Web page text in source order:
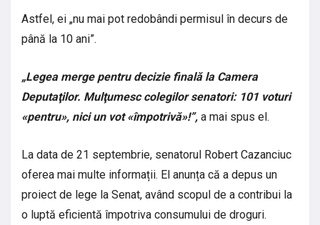
Astfel, ei „nu mai pot redobândi permisul în decurs de
până la 10 ani”.
„Legea merge pentru decizie finală la Camera
Deputaţilor. Mulţumesc colegilor senatori: 101 voturi
«pentru», nici un vot «împotrivă»!”, a mai spus el.
La data de 21 septembrie, senatorul Robert Cazanciuc
oferea mai multe informații. El anunța că a depus un
proiect de lege la Senat, având scopul de a contribui la
o luptă eficientă împotriva consumului de droguri.